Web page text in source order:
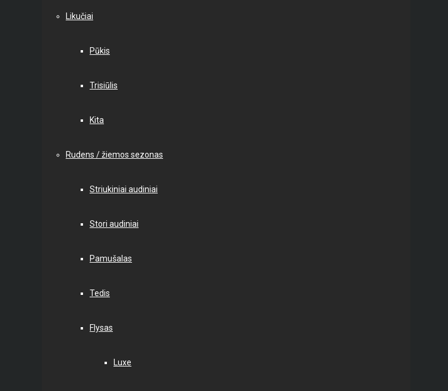
Likučiai
Pūkis
Trisiūlis
Kita
Rudens / žiemos sezonas
Striukiniai audiniai
Stori audiniai
Pamušalas
Tedis
Flysas
Luxe